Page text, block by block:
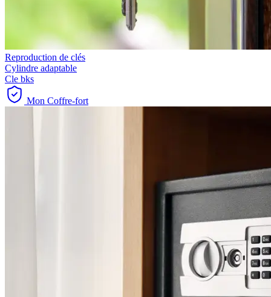
Reproduction de clés
Cylindre adaptable
Cle bks
Mon Coffre-fort